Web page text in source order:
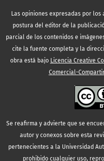
Las opiniones expresadas por
postura del editor de la
parcial de los contenidos e
cite la fuente completa y la
obra está bajo Licencia Creative
Comercial-
Se reafirma y advierte que se
autor y conexos sobre esta
pertenecientes a la Universidad
prohibido cualquier uso,